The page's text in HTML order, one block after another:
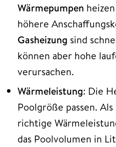
Wärmepumpen
höhere
Gasheizung sind
können aber hohe
verursachen.
Wärmeleistung: Die
Poolgröße passen.
richtige
das Poolvolumen in